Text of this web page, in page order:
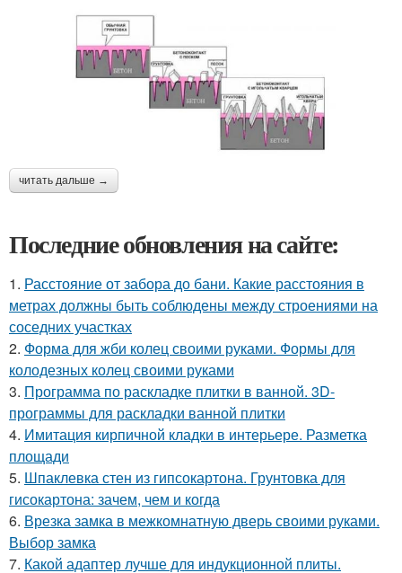
читать дальше →
Последние обновления на сайте:
1. Расстояние от забора до бани. Какие расстояния в
метрах должны быть соблюдены между строениями на
соседних участках
2. Форма для жби колец своими руками. Формы для
колодезных колец своими руками
3. Программа по раскладке плитки в ванной. 3D-
программы для раскладки ванной плитки
4. Имитация кирпичной кладки в интерьере. Разметка
площади
5. Шпаклевка стен из гипсокартона. Грунтовка для
гисокартона: зачем, чем и когда
6. Врезка замка в межкомнатную дверь своими руками.
Выбор замка
7. Какой адаптер лучше для индукционной плиты.